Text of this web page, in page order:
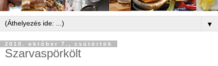
▼
2010. október 7., csütörtök
Szarvaspörkölt